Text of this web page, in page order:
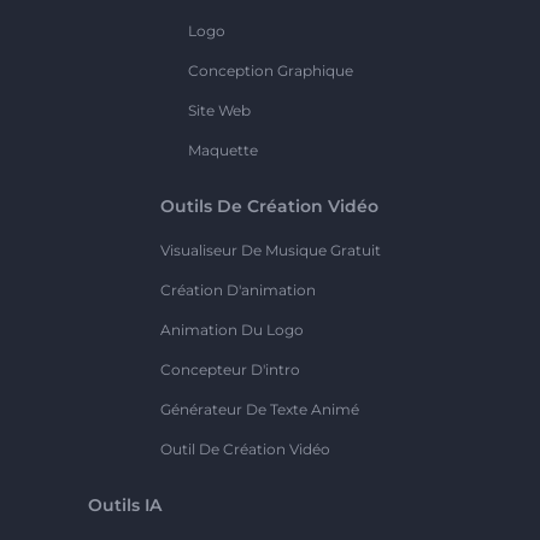
Logo
Conception Graphique
Site Web
Maquette
Outils De Création Vidéo
Visualiseur De Musique Gratuit
Création D'animation
Animation Du Logo
Concepteur D'intro
Générateur De Texte Animé
Outil De Création Vidéo
Outils IA